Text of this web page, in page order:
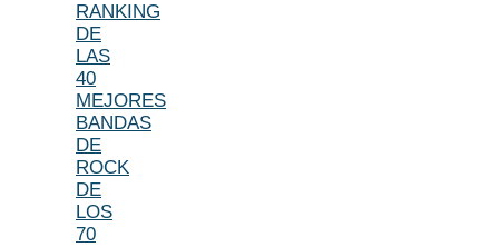
RANKING
DE
LAS
40
MEJORES
BANDAS
DE
ROCK
DE
LOS
70